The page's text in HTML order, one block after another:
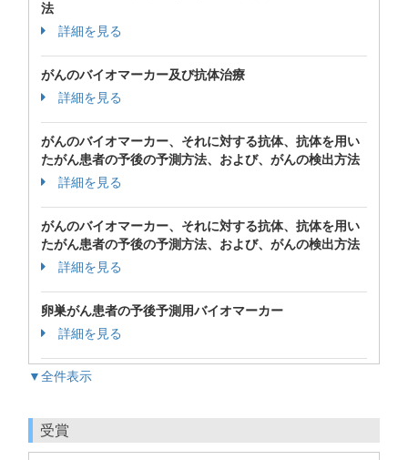
法
詳細を見る
がんのバイオマーカー及び抗体治療
詳細を見る
がんのバイオマーカー、それに対する抗体、抗体を用い
たがん患者の予後の予測方法、および、がんの検出方法
詳細を見る
がんのバイオマーカー、それに対する抗体、抗体を用い
たがん患者の予後の予測方法、および、がんの検出方法
詳細を見る
卵巣がん患者の予後予測用バイオマーカー
詳細を見る
▼全件表示
受賞